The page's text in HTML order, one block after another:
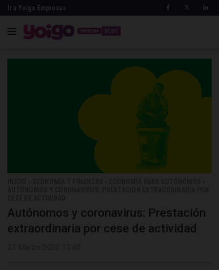
Ir a Yoigo Empresas
BLOG
Autónomos y coronavirus: Prestación
extraordinaria por cese de actividad